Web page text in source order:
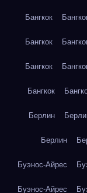
Бангкок
Бангкок
Бангкок
Бангкок
Берлин
Берлин
Буэнос-Айрес
Буэнос-Айрес